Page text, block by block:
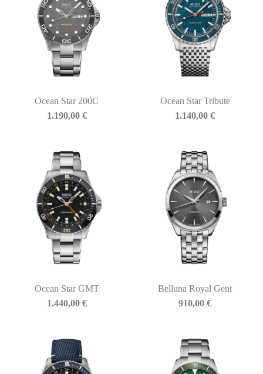
Ocean Star 200C
1.190,00 €
Ocean Star Tribute
1.140,00€
Ocean Star GMT
1.440,00 €
Belluna Royal Gent
910,00€